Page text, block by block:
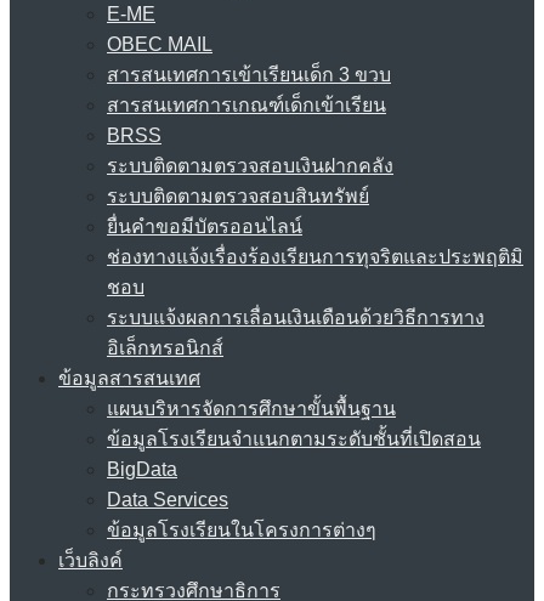
E-ME
OBEC MAIL
สารสนเทศการเข้าเรียนเด็ก 3 ขวบ
สารสนเทศการเกณฑ์เด็กเข้าเรียน
BRSS
ระบบติดตามตรวจสอบเงินฝากคลัง
ระบบติดตามตรวจสอบสินทรัพย์
ยื่นคำขอมีบัตรออนไลน์
ช่องทางแจ้งเรื่องร้องเรียนการทุจริตและประพฤติมิ
ชอบ
ระบบแจ้งผลการเลื่อนเงินเดือนด้วยวิธีการทาง
อิเล็กทรอนิกส์
ข้อมูลสารสนเทศ
แผนบริหารจัดการศึกษาขั้นพื้นฐาน
ข้อมูลโรงเรียนจำแนกตามระดับชั้นที่เปิดสอน
BigData
Data Services
ข้อมูลโรงเรียนในโครงการต่างๆ
เว็บลิงค์
กระทรวงศึกษาธิการ